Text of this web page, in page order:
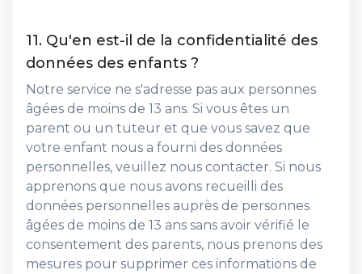
11. Qu'en est-il de la confidentialité des
données des enfants ?
Notre service ne s'adresse pas aux personnes
âgées de moins de 13 ans. Si vous êtes un
parent ou un tuteur et que vous savez que
votre enfant nous a fourni des données
personnelles, veuillez nous contacter. Si nous
apprenons que nous avons recueilli des
données personnelles auprès de personnes
âgées de moins de 13 ans sans avoir vérifié le
consentement des parents, nous prenons des
mesures pour supprimer ces informations de